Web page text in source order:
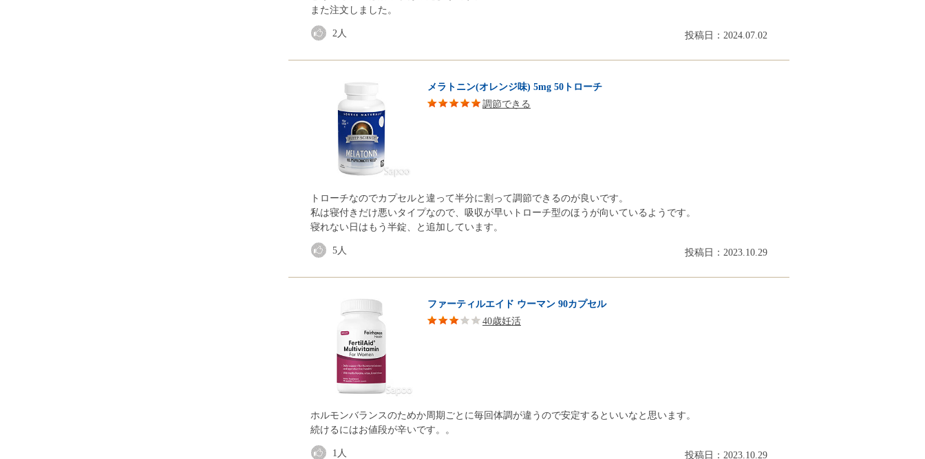
また注文しました。
投稿日：2024.07.02
2人
メラトニン(オレンジ味) 5mg 50トローチ
調節できる
トローチなのでカプセルと違って半分に割って調節できるのが良いです。
私は寝付きだけ悪いタイプなので、吸収が早いトローチ型のほうが向いているようです。
寝れない日はもう半錠、と追加しています。
投稿日：2023.10.29
5人
ファーティルエイド ウーマン 90カプセル
40歳妊活
ホルモンバランスのためか周期ごとに毎回体調が違うので安定するといいなと思います。
続けるにはお値段が辛いです。。
投稿日：2023.10.29
1 人